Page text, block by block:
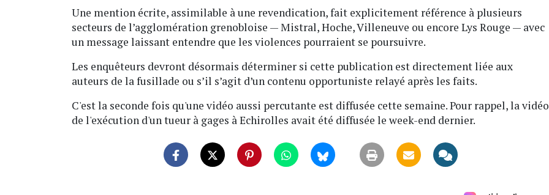
Une mention écrite, assimilable à une revendication, fait explicitement référence à plusieurs
secteurs de l’agglomération grenobloise — Mistral, Hoche, Villeneuve ou encore Lys Rouge — avec
un message laissant entendre que les violences pourraient se poursuivre.
Les enquêteurs devront désormais déterminer si cette publication est directement liée aux
auteurs de la fusillade ou s’il s’agit d’un contenu opportuniste relayé après les faits.
C'est la seconde fois qu'une vidéo aussi percutante est diffusée cette semaine. Pour rappel, la vidéo
de l'exécution d'un tueur à gages à Echirolles avait été diffusée le week-end dernier.